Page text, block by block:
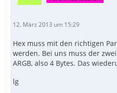
12. März 2013 um 15:29
Hex muss mit den richtigen
werden. Bei uns muss der
ARGB, also 4 Bytes. Das
lg